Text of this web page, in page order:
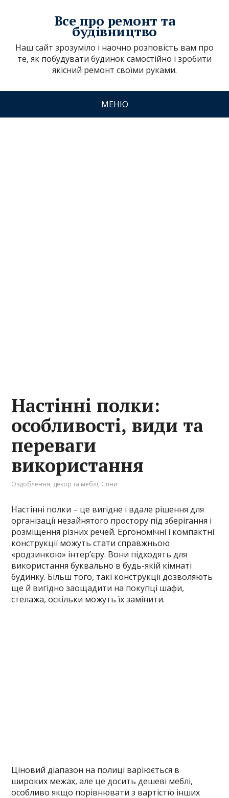
Все про ремонт та
будівництво
Наш сайт зрозуміло і наочно розповість вам про
те, як побудувати будинок самостійно і зробити
якісний ремонт своїми руками.
МЕНЮ
Настінні полки:
особливості, види та
переваги
використання
Оздоблення, декор та меблі, Стіни
Настінні полки – це вигідне і вдале рішення для
організації незайнятого простору під зберігання і
розміщення різних речей. Ергономічні і компактні
конструкції можуть стати справжньою
«родзинкою» інтер’єру. Вони підходять для
використання буквально в будь-якій кімнаті
будинку. Більш того, такі конструкції дозволяють
ще й вигідно заощадити на покупці шафи,
стелажа, оскільки можуть їх замінити.
Ціновий діапазон на полиці варіюється в
широких межах, але це досить дешеві меблі,
особливо якщо порівнювати з вартістю інших